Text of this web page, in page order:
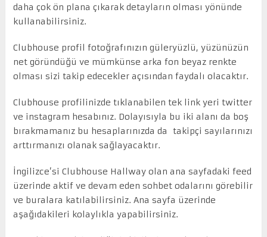
daha çok ön plana çıkarak detayların olması yönünde
kullanabilirsiniz.
Clubhouse profil fotoğrafınızın güleryüzlü, yüzünüzün
net göründüğü ve mümkünse arka fon beyaz renkte
olması sizi takip edecekler açısından faydalı olacaktır.
Clubhouse profilinizde tıklanabilen tek link yeri twitter
ve instagram hesabınız. Dolayısıyla bu iki alanı da boş
bırakmamanız bu hesaplarınızda da takipçi sayılarınızı
arttırmanızı olanak sağlayacaktır.
İngilizce’si Clubhouse Hallway olan ana sayfadaki feed
üzerinde aktif ve devam eden sohbet odalarını görebilir
ve buralara katılabilirsiniz. Ana sayfa üzerinde
aşağıdakileri kolaylıkla yapabilirsiniz.